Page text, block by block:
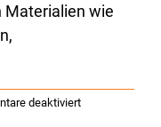
Materialien wie
deaktiviertfür